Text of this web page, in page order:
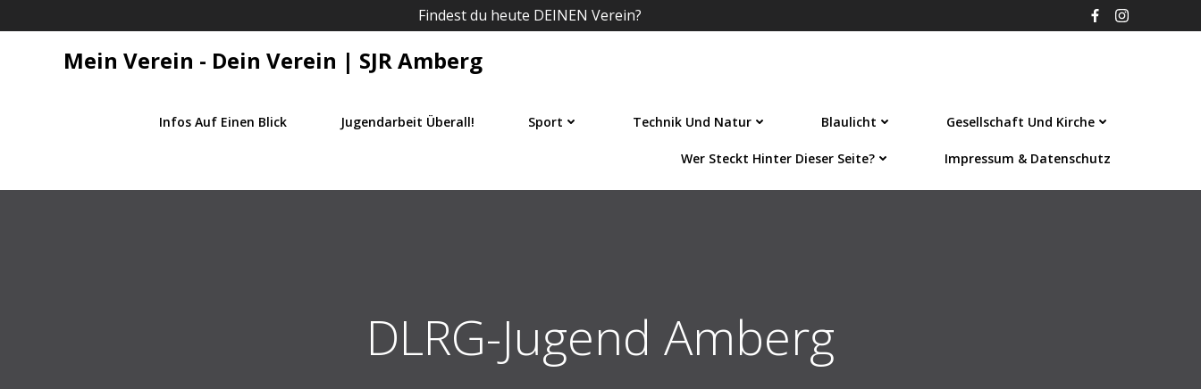
Inhalt
Findest du heute DEINEN Verein?
Mein Verein - Dein Verein | SJR Amberg
Infos Auf Einen Blick Jugendarbeit Überall! Sport Technik Und Natur Blaulicht Gesellschaft Und Kirche
Wer Steckt Hinter Dieser Seite? Impressum & Datenschutz
DLRG-Jugend Amberg